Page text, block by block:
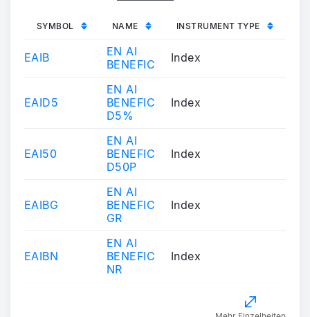
SYMBOL NAME INSTRUMENT TYPE
EAIB
EN AI
BENEFIC
Index
EAID5
EN AI
BENEFIC
D5%
Index
EAI50
EN AI
BENEFIC
D50P
Index
EAIBG
EN AI
BENEFIC
GR
Index
EAIBN
EN AI
BENEFIC
NR
Index